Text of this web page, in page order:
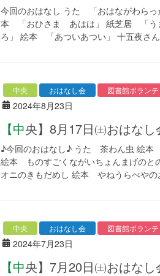
今回のおはなし うた 「おはながわら
本 「おひさま あはは」 紙芝居 「う
ろ」 絵本 「あついあつい」 十五夜さ
中央 おはなし会 図書館ボラン
2024年8月23日
【中央】8月17日㈯おはな
♪今回のおはなし♪ うた 茶わん虫 絵
絵本 ものすごくながいちょんまげのと
オニのきもだめし 絵本 やねうらべや
中央 おはなし会 図書館ボラン
2024年7月23日
【中央】7月20日㈯おはな